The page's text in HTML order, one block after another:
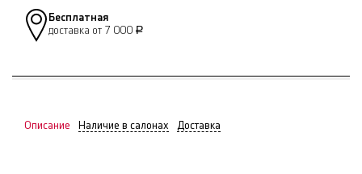
Бесплатная
доставка от 7 000 Р
Описание Наличие в салонах Доставка